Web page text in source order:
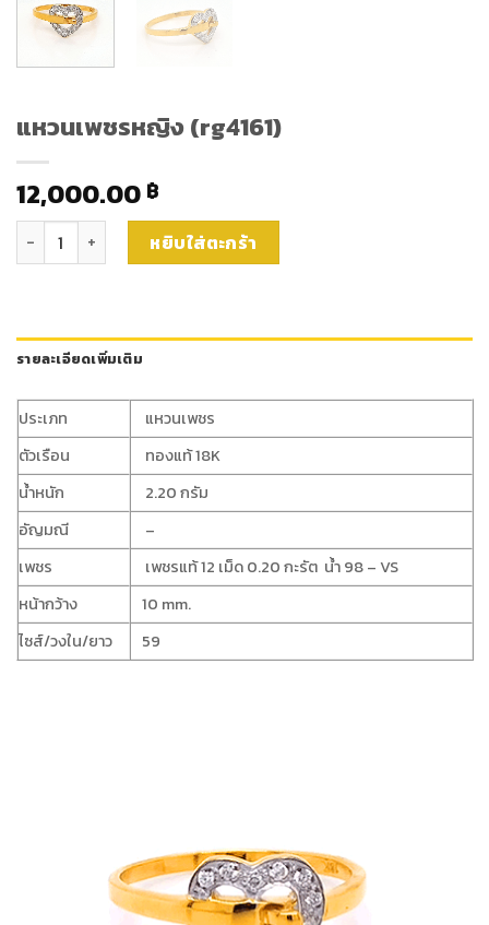
แหวนเพชรหญิง (rg4161)
12,000.00 ฿
จำนวน แหวนเพชรหญิง (rg4161) ชิ้น
หยิบใส่ตะกร้า
รายละเอียดเพิ่มเติม
ประเภท
แหวนเพชร
ตัวเรือน
ทองแท้ 18K
น้ำหนัก
2.20 กรัม
อัญมณี
–
เพชร
เพชรแท้ 12 เม็ด 0.20 กะรัต น้ำ 98 – VS
หน้ากว้าง
10 mm.
ไซส์/วงใน/ยาว
59